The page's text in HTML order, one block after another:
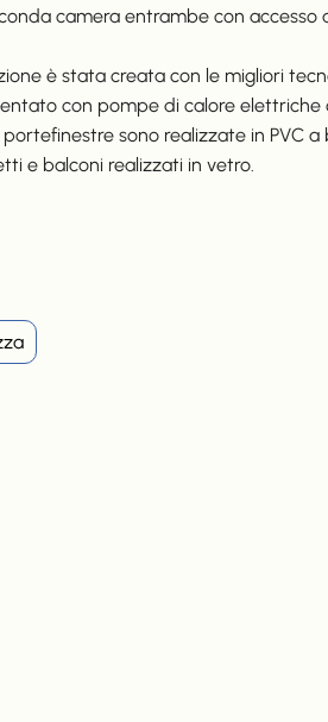
camera entrambe con accesso
è stata creata con le migliori
con pompe di calore elettriche
sono realizzate in PVC a
e balconi realizzati in vetro.